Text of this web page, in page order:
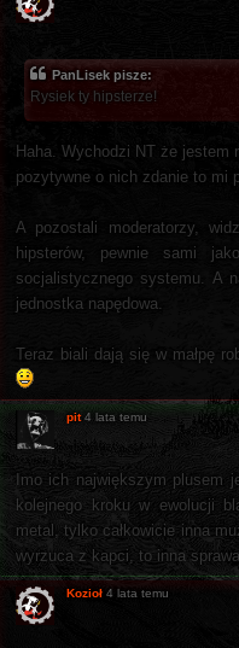
PanLisek pisze:
Rysiek ty hipsterze!
Haha. Wychodzi NT że jestem
pozytywne o nich zdanie to mi
A pozostali moderatorzy,
hipsterów, pewnie sami
socjalistycznego systemu. A
jednostka napędowa.
Teraz biali dają się w małpę
pit 4 lata temu
Imo ich największym plusem
kolejnego kroku w ewolucji
metal, tylko całkowicie inna
wyrzuca z kapci, to inna
Kozioł 4 lata temu